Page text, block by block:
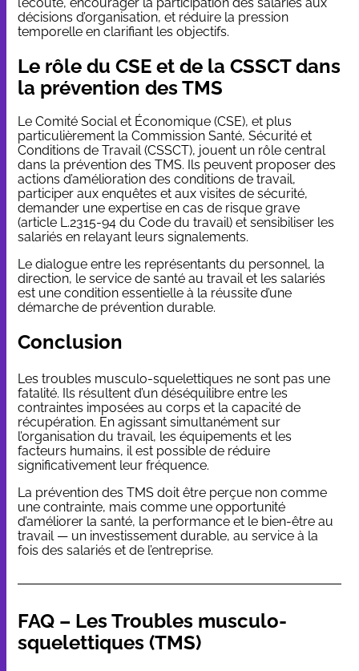
l’écoute, encourager la participation des salariés aux
décisions d’organisation, et réduire la pression
temporelle en clarifiant les objectifs.
Le rôle du CSE et de la CSSCT dans
la prévention des TMS
Le Comité Social et Économique (CSE), et plus
particulièrement la Commission Santé, Sécurité et
Conditions de Travail (CSSCT), jouent un rôle central
dans la prévention des TMS. Ils peuvent proposer des
actions d’amélioration des conditions de travail,
participer aux enquêtes et aux visites de sécurité,
demander une expertise en cas de risque grave
(article L.2315-94 du Code du travail) et sensibiliser les
salariés en relayant leurs signalements.
Le dialogue entre les représentants du personnel, la
direction, le service de santé au travail et les salariés
est une condition essentielle à la réussite d’une
démarche de prévention durable.
Conclusion
Les troubles musculo-squelettiques ne sont pas une
fatalité. Ils résultent d’un déséquilibre entre les
contraintes imposées au corps et la capacité de
récupération. En agissant simultanément sur
l’organisation du travail, les équipements et les
facteurs humains, il est possible de réduire
significativement leur fréquence.
La prévention des TMS doit être perçue non comme
une contrainte, mais comme une opportunité
d’améliorer la santé, la performance et le bien-être au
travail — un investissement durable, au service à la
fois des salariés et de l’entreprise.
FAQ – Les Troubles musculo-
squelettiques (TMS)